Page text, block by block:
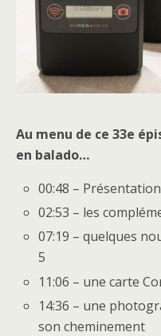
Au menu de ce 33e
en balado…
00:48 –
02:53 – les
07:19 – quelques
5
11:06 – une carte
14:36 – une
son cheminement